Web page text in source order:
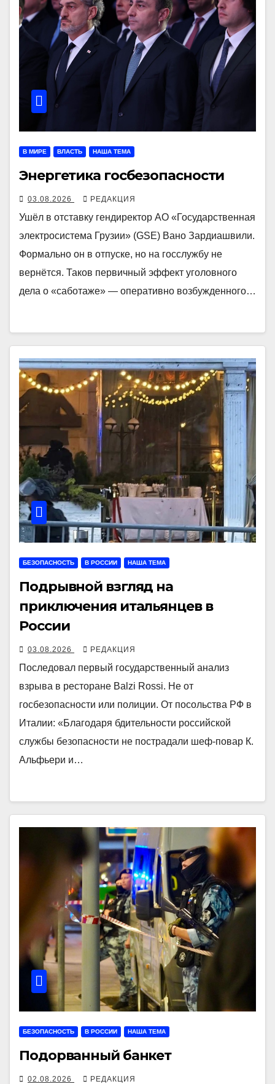
В МИРЕ ВЛАСТЬ НАША ТЕМА
Энергетика госбезопасности
03.08.2026 РЕДАКЦИЯ
Ушёл в отставку гендиректор АО «Государственная
электросистема Грузии» (GSE) Вано Зардиашвили.
Формально он в отпуске, но на госслужбу не
вернётся. Таков первичный эффект уголовного
дела о «саботаже» — оперативно возбужденного…
БЕЗОПАСНОСТЬ В РОССИИ НАША ТЕМА
Подрывной взгляд на
приключения итальянцев в
России
03.08.2026 РЕДАКЦИЯ
Последовал первый государственный анализ
взрыва в ресторане Balzi Rossi. Не от
госбезопасности или полиции. От посольства РФ в
Италии: «Благодаря бдительности российской
службы безопасности не пострадали шеф-повар К.
Альфьери и…
БЕЗОПАСНОСТЬ В РОССИИ НАША ТЕМА
Подорванный банкет
02.08.2026 РЕДАКЦИЯ